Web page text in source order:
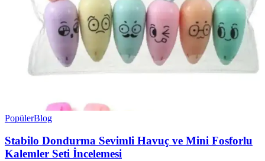
PopülerBlog
Stabilo Dondurma Sevimli Havuç ve Mini Fosforlu
Kalemler Seti İncelemesi